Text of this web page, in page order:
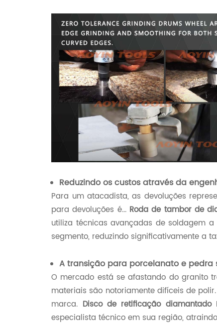
Reduzindo os custos através da
Para um atacadista, as devoluções
para devoluções é... Roda de tambor de
utiliza técnicas avançadas de soldagem
segmento, reduzindo significativamente a
A transição para porcelanato e
O mercado está se afastando do granito
materiais são notoriamente difíceis de
marca. Disco de retificação diamantado
especialista técnico em sua região,